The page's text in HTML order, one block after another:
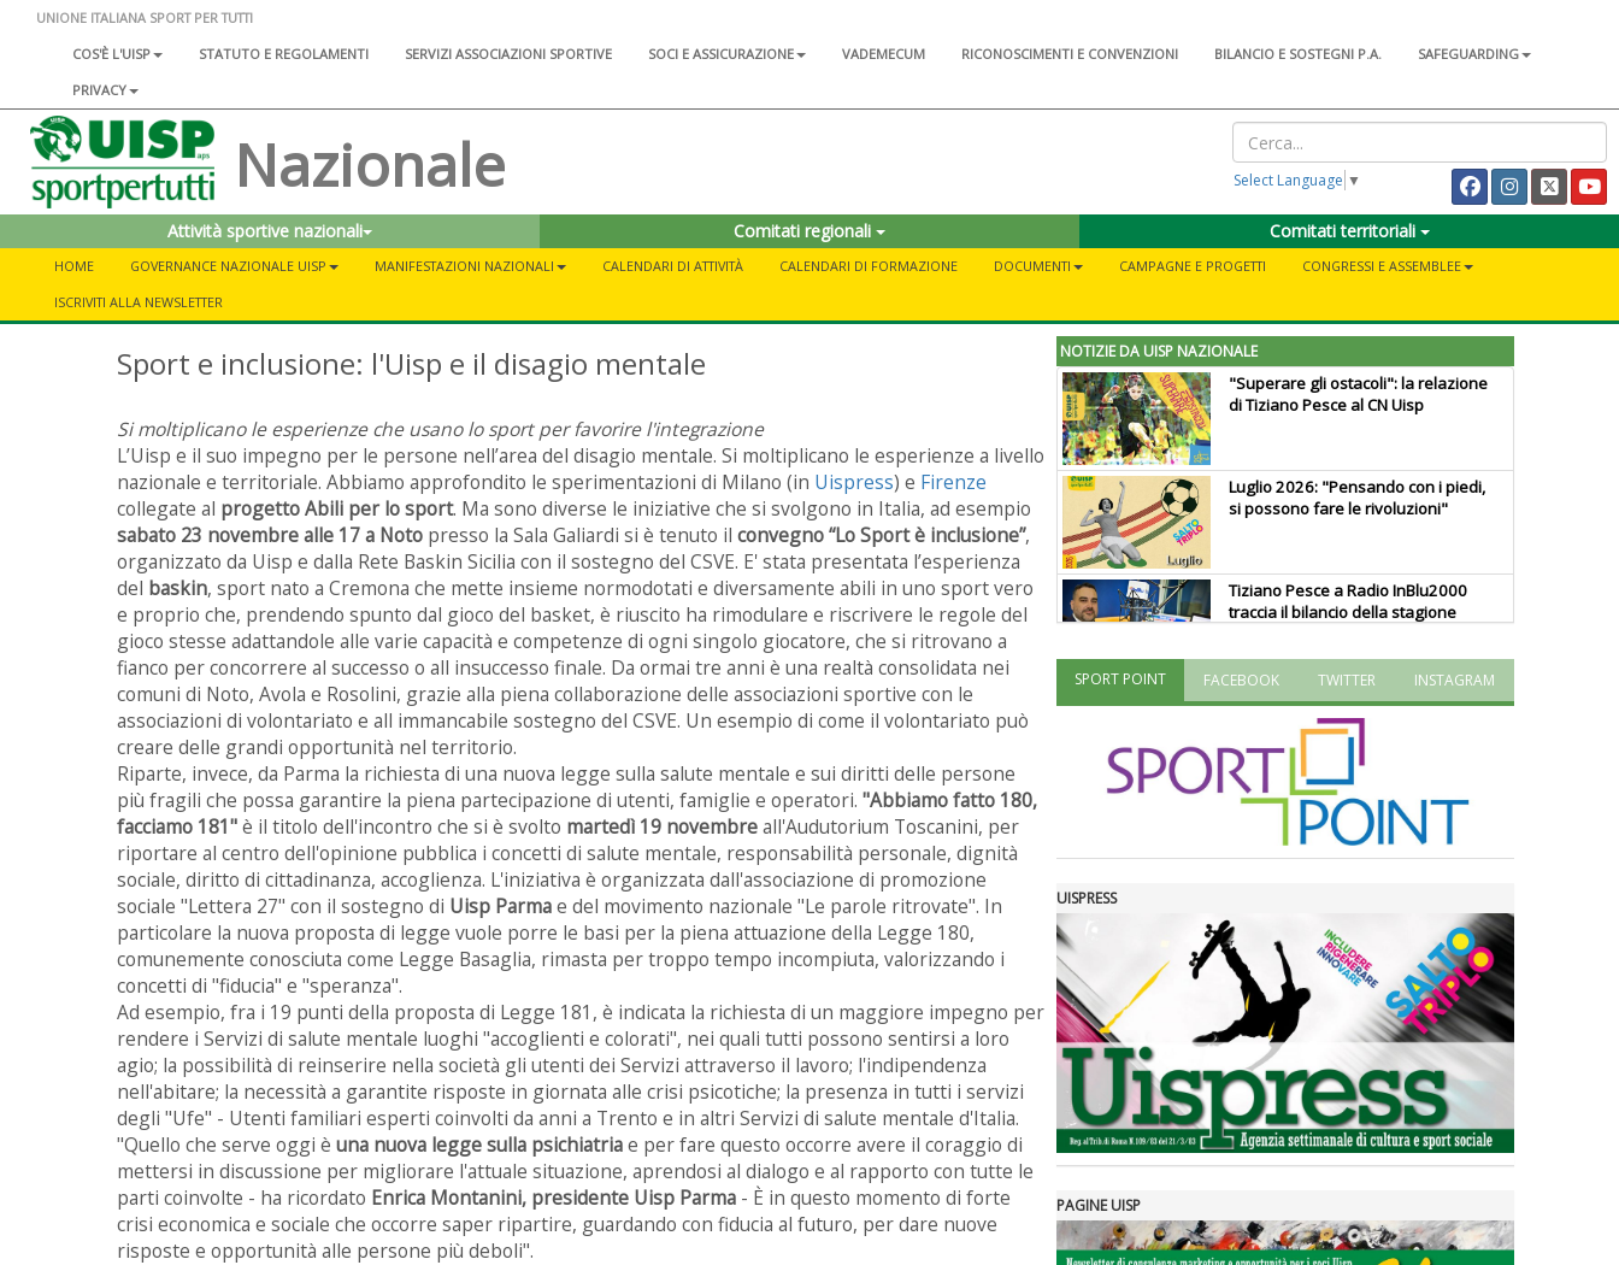
UNIONE ITALIANA SPORT PER TUTTI
COS'È L'UISP
STATUTO E REGOLAMENTI SERVIZI ASSOCIAZIONI SPORTIVE SOCI E ASSICURAZIONE VADEMECUM RICONOSCIMENTI E CONVENZIONI BILANCIO E SOSTEGNI P.A.
SAFEGUARDING
PRIVACY
Nazionale Select Language ▼
Attività sportive nazionali Comitati regionali Comitati territoriali
HOME GOVERNANCE NAZIONALE UISP MANIFESTAZIONI NAZIONALI CALENDARI DI ATTIVITÀ CALENDARI DI FORMAZIONE DOCUMENTI CAMPAGNE E PROGETTI
CONGRESSI E ASSEMBLEE
ISCRIVITI ALLA NEWSLETTER
Sport e inclusione: l'Uisp e il disagio mentale
Si moltiplicano le esperienze che usano lo sport per favorire l'integrazione
L’Uisp e il suo impegno per le persone nell’area del disagio mentale. Si moltiplicano le esperienze a livello
nazionale e territoriale. Abbiamo approfondito le sperimentazioni di Milano (in Uispress) e Firenze
collegate al progetto Abili per lo sport. Ma sono diverse le iniziative che si svolgono in Italia, ad esempio
sabato 23 novembre alle 17 a Noto presso la Sala Galiardi si è tenuto il convegno “Lo Sport è inclusione”,
organizzato da Uisp e dalla Rete Baskin Sicilia con il sostegno del CSVE. E' stata presentata l’esperienza
del baskin, sport nato a Cremona che mette insieme normodotati e diversamente abili in uno sport vero
e proprio che, prendendo spunto dal gioco del basket, è riuscito ha rimodulare e riscrivere le regole del
gioco stesse adattandole alle varie capacità e competenze di ogni singolo giocatore, che si ritrovano a
fianco per concorrere al successo o all insuccesso finale. Da ormai tre anni è una realtà consolidata nei
comuni di Noto, Avola e Rosolini, grazie alla piena collaborazione delle associazioni sportive con le
associazioni di volontariato e all immancabile sostegno del CSVE. Un esempio di come il volontariato può
creare delle grandi opportunità nel territorio.
Riparte, invece, da Parma la richiesta di una nuova legge sulla salute mentale e sui diritti delle persone
più fragili che possa garantire la piena partecipazione di utenti, famiglie e operatori. "Abbiamo fatto 180,
facciamo 181"è il titolo dell'incontro che si è svolto martedì 19 novembreall'Audutorium Toscanini, per
riportare al centro dell'opinione pubblica i concetti di salute mentale, responsabilità personale, dignità
sociale, diritto di cittadinanza, accoglienza. L'iniziativa è organizzata dall'associazione di promozione
sociale "Lettera 27" con il sostegno di Uisp Parmae del movimento nazionale "Le parole ritrovate". In
particolare la nuova proposta di legge vuole porre le basi per la piena attuazione della Legge 180,
comunemente conosciuta come Legge Basaglia, rimasta per troppo tempo incompiuta, valorizzando i
concetti di "fiducia" e "speranza".
Ad esempio, fra i 19 punti della proposta di Legge 181, è indicata la richiesta di un maggiore impegno per
rendere i Servizi di salute mentale luoghi "accoglienti e colorati", nei quali tutti possono sentirsi a loro
agio; la possibilità di reinserire nella società gli utenti dei Servizi attraverso il lavoro; l'indipendenza
nell'abitare; la necessità a garantite risposte in giornata alle crisi psicotiche; la presenza in tutti i servizi
degli "Ufe" - Utenti familiari esperti coinvolti da anni a Trento e in altri Servizi di salute mentale d'Italia.
"Quello che serve oggi è una nuova legge sulla psichiatriae per fare questo occorre avere il coraggio di
mettersi in discussione per migliorare l'attuale situazione, aprendosi al dialogo e al rapporto con tutte le
parti coinvolte - ha ricordato Enrica Montanini, presidente Uisp Parma - È in questo momento di forte
crisi economica e sociale che occorre saper ripartire, guardando con fiducia al futuro, per dare nuove
risposte e opportunità alle persone più deboli".
NOTIZIE DA UISP NAZIONALE
"Superare gli ostacoli": la relazione
di Tiziano Pesce al CN Uisp
Luglio 2026: "Pensando con i piedi,
si possono fare le rivoluzioni"
Tiziano Pesce a Radio InBlu2000
traccia il bilancio della stagione
valorizzi le nostre specificità"
La formazione Uisp rallenta ma
prosegue anche in estate
Fondazione Terzjus: prima riunione
a Roma
SPORT POINT FACEBOOK TWITTER INSTAGRAM
UISPRESS
PAGINE UISP